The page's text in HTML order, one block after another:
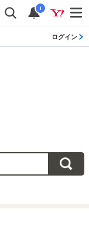
i
ログイン